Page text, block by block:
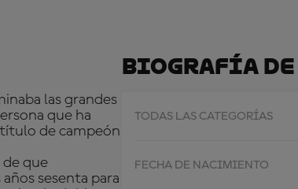
Biografía De
TODAS LAS CATEGORÍAS
FECHA DE NACIMIENTO
las grandes
que ha
de campeón
de que
sesenta para